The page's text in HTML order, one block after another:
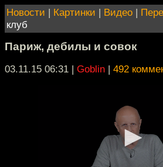
Новости | Картинки | Видео |
клуб
Париж, дебилы и совок
03.11.15 06:31 | Goblin | 492